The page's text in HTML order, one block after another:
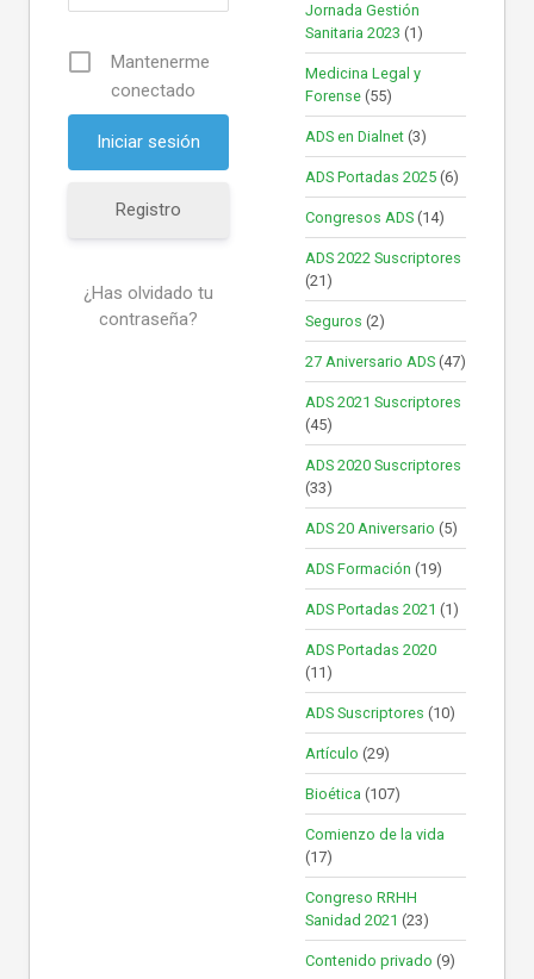
Mantenerme
conectado
Registro
¿Has olvidado tu
contraseña?
Jornada Gestión
Sanitaria 2023 (1)
Medicina Legal y
Forense (55)
ADS en Dialnet (3)
ADS Portadas 2025 (6)
Congresos ADS (14)
ADS 2022 Suscriptores
(21)
Seguros (2)
27 Aniversario ADS (47)
ADS 2021 Suscriptores
(45)
ADS 2020 Suscriptores
(33)
ADS 20 Aniversario (5)
ADS Formación (19)
ADS Portadas 2021 (1)
ADS Portadas 2020
(11)
ADS Suscriptores (10)
Artículo (29)
Bioética (107)
Comienzo de la vida
(17)
Congreso RRHH
Sanidad 2021 (23)
Contenido privado (9)